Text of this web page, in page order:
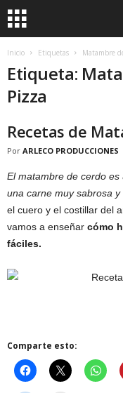
Inicio Etiquetas Matambre
Etiqueta:
Pizza
Recetas de
Por ARLECO PRODUCCIONES
El matambre de cerdo
una carne muy sabrosa y
el cuero y el costillar del
vamos a enseñar cómo
fáciles.
Comparte esto: